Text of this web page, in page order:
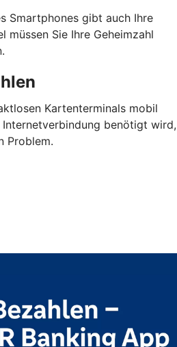
Smartphones gibt auch Ihre
müssen Sie Ihre Geheimzahl
Kartenterminals mobil
benötigt wird,
Problem.